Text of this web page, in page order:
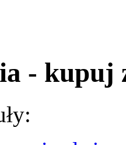
- kupuj